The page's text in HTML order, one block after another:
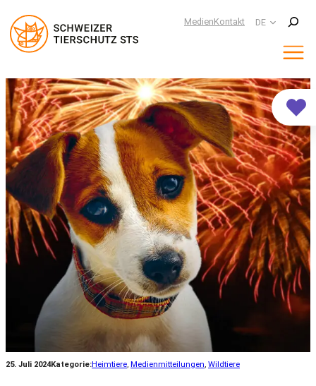
MedienKontakt DE
Suchen
25. Juli 2024Kategorie:Heimtiere, Medienmitteilungen, Wildtiere